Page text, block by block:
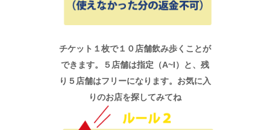
チケット１枚で１０店舗飲み歩くことが
できます。５店舗は指定（A~I）と、残
り５店舗はフリーになります。お気に入
りのお店を探してみてね